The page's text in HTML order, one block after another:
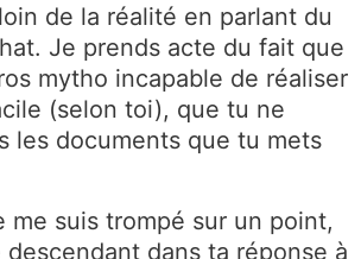
de la réalité en parlant du
Je prends acte du fait que
mytho incapable de réaliser
(selon toi), que tu ne
les documents que tu mets
me suis trompé sur un point,
descendant dans ta réponse à